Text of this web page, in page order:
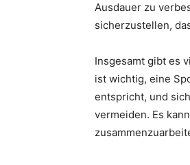
Ausdauer zu
sicherzustellen,
Insgesamt gibt es
ist wichtig, eine
entspricht, und
vermeiden. Es